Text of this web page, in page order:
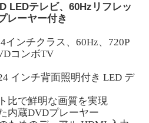
LEDテレビ、60Hzリフレッ
レーヤー付き
インチクラス、60Hz、720P
コンボTV
インチ背面照明付き LED デ
比で鮮明な画質を実現
内蔵DVDプレーヤー